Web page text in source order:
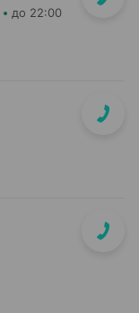
до 22:00